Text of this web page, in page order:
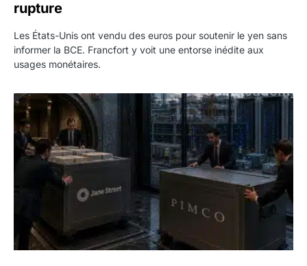
rupture
Les États-Unis ont vendu des euros pour soutenir le yen sans
informer la BCE. Francfort y voit une entorse inédite aux
usages monétaires.
Jane Street négocie le transfert de 11 milliards de